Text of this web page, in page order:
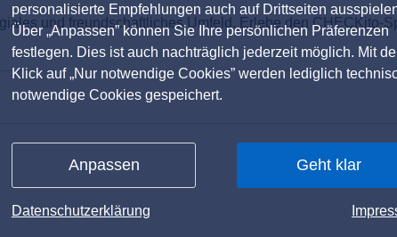
personalisierte Empfehlungen auch auf Drittseiten
Über „Anpassen” können Sie Ihre persönlichen Präferenzen
festlegen. Dies ist auch nachträglich jederzeit möglich. Mit
Klick auf „Nur notwendige Cookies” werden lediglich
notwendige Cookies gespeichert.
Anpassen Geht klar
Datenschutzerklärung
und freundschaftliches Umfeld. Erlebe den CHECKito-